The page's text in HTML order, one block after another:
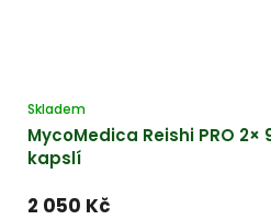
MycoMedica Reishi PRO
kapslí
Skladem
2 050 Kč